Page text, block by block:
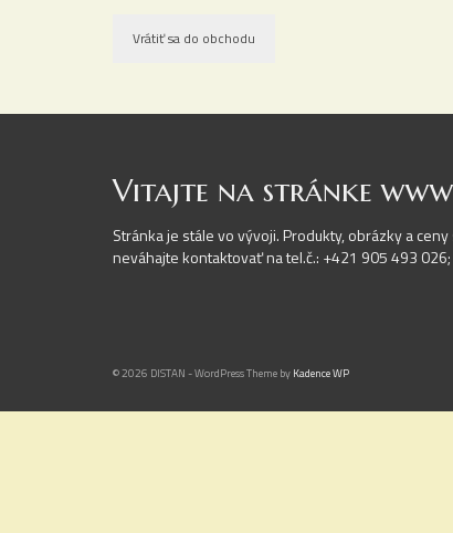
Vrátiť sa do obchodu
Vitajte na stránke
Stránka je stále vo vývoji. Produkty, obrázky a
neváhajte kontaktovať na tel.č.: +421 905 493
© 2026 DISTAN - WordPress Theme by Kadence WP